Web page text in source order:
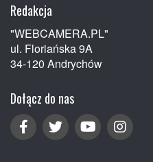
Redakcja
"WEBCAMERA.PL"
ul. Floriańska 9A
34-120 Andrychów
Dołącz do nas